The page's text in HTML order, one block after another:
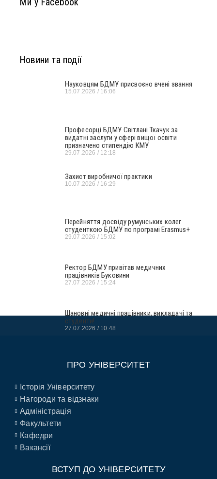
Новини та події
Науковцям БДМУ присвоєно вчені звання
15.07.2026 16:06
Професорці БДМУ Світлані Ткачук за
видатні заслуги у сфері вищої освіти
призначено стипендію КМУ
29.07.2026 12:18
Захист виробничої практики
10.07.2026 16:29
Перейняття досвіду румунських колег
студенткою БДМУ по програмі Erasmus+
29.07.2026 15:02
Ректор БДМУ привітав медичних
працівників Буковини
27.07.2026 15:24
Шановні медичні працівники, викладачі та
студенти!
27.07.2026 10:48
ПРО УНІВЕРСИТЕТ
Історія Університету
Нагороди та відзнаки
Адміністрація
Факультети
Кафедри
Вакансії
ВСТУП ДО УНІВЕРСИТЕТУ